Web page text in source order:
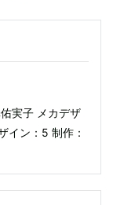
実子 メカデザ
イン：5 制作：